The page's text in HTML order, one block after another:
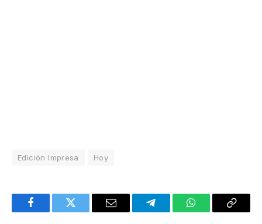
Edición Impresa Hoy
FacebookTwitter Email TelegramWhatsAppCopy